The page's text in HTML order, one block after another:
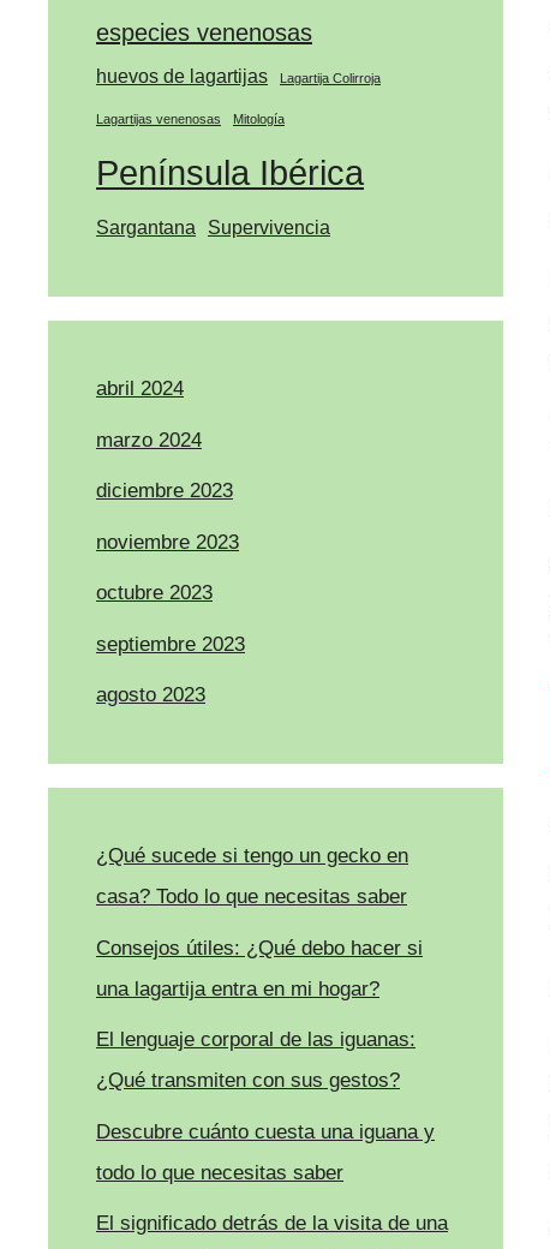
especies venenosas
huevos de lagartijas Lagartija Colirroja
Lagartijas venenosas Mitología
Península Ibérica
Sargantana Supervivencia
abril 2024
marzo 2024
diciembre 2023
noviembre 2023
octubre 2023
septiembre 2023
agosto 2023
¿Qué sucede si tengo un gecko en
casa? Todo lo que necesitas saber
Consejos útiles: ¿Qué debo hacer si
una lagartija entra en mi hogar?
El lenguaje corporal de las iguanas:
¿Qué transmiten con sus gestos?
Descubre cuánto cuesta una iguana y
todo lo que necesitas saber
El significado detrás de la visita de una